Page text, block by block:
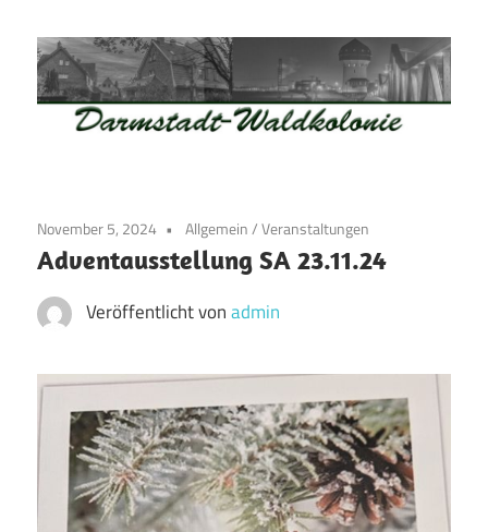
Inhalt
springen
Darmstadt
Altstadt
der
Weststadt
–
November 5, 2024 Allgemein/Veranstaltungen
Adventausstellung SA 23.11.24
Veröffentlicht vonadmin